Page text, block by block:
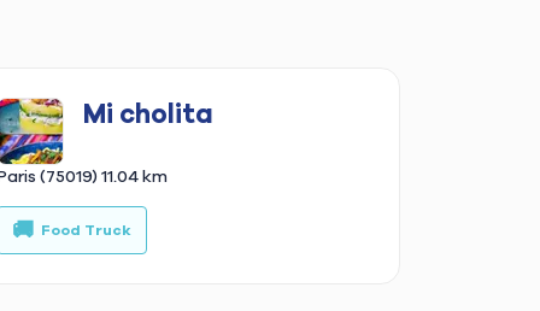
Truck
Mi cholita
(75019) 11.04 km
🚚 Food Truck